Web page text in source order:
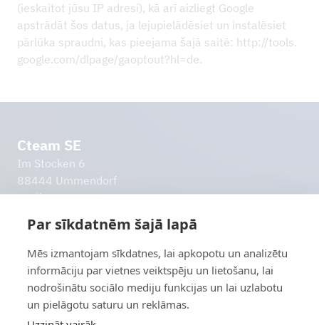
(ieskaitot jūsu IP adresi), kā arī aizliegt Google
apstrādāt šos datus, ja lejupielādēsiet un instalēsiet
pārlūka spraudni, kas pieejama šajā saitē: http://​tools.​
google.​com/​dlpage/​gaoptout?​hl=de.
Cteam SE
Im Stocken 6
88444 Ummendorf
Vācija
Citas saites
Izlaides ziņas
Datu aizsardzības politika
Atbildības atbrīvojums
Par sīkdatnēm šajā lapā
Mēs izmantojam sīkdatnes, lai apkopotu un analizētu
informāciju par vietnes veiktspēju un lietošanu, lai
nodrošinātu sociālo mediju funkcijas un lai uzlabotu
un pielāgotu saturu un reklāmas.